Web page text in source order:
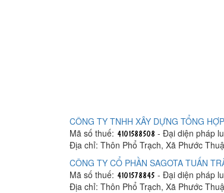
CÔNG TY TNHH XÂY DỰNG TỔNG
Mã số thuế:
- Đại diện pháp
Địa chỉ: Thôn Phổ Trạch, Xã Phước
CÔNG TY CỔ PHẦN SAGOTA TUẤN
Mã số thuế:
- Đại diện pháp
Địa chỉ: Thôn Phổ Trạch, Xã Phước